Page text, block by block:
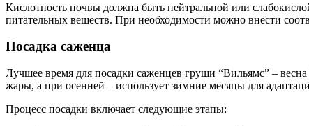
Кислотность почвы должна быть нейтральной или
питательных веществ. При необходимости можно внести
Посадка саженца
Лучшее время для посадки саженцев груши “Вильямс” – весна
жары, а при осенней – использует зимние месяцы для
Процесс посадки включает следующие этапы: